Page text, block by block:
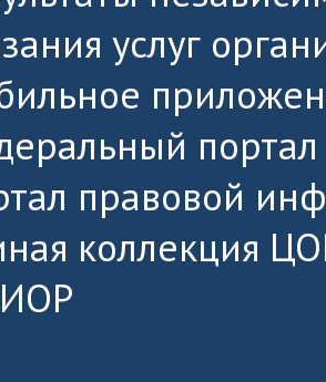
услуг
портал
правовой
коллекция